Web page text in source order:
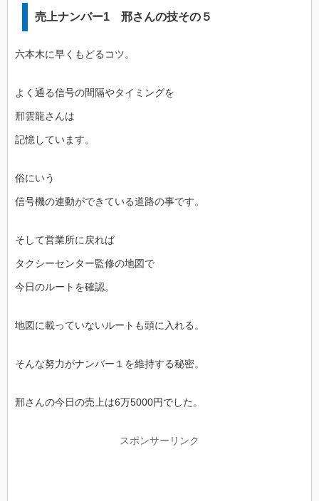
売上ナンバー1 邢さんの技その５
六本木に早くもどるコツ。
よく通る信号の間隔やタイミングを
邢雲龍さんは
記憶しています。
俗にいう
信号機の連動ができている道路の事です。
そして営業所に戻れば
タクシーセンター監修の地図で
今日のルートを確認。
地図に載っていないルートも頭に入れる。
そんな努力がナンバー１を維持する秘密。
邢さんの今日の売上は6万5000円でした。
スポンサーリンク